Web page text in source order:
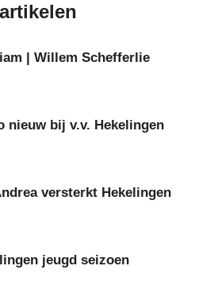
| Willem Schefferlie
nieuw bij v.v. Hekelingen
versterkt Hekelingen
jeugd seizoen